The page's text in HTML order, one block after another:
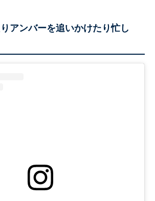
りアンバーを追いかけたり忙し